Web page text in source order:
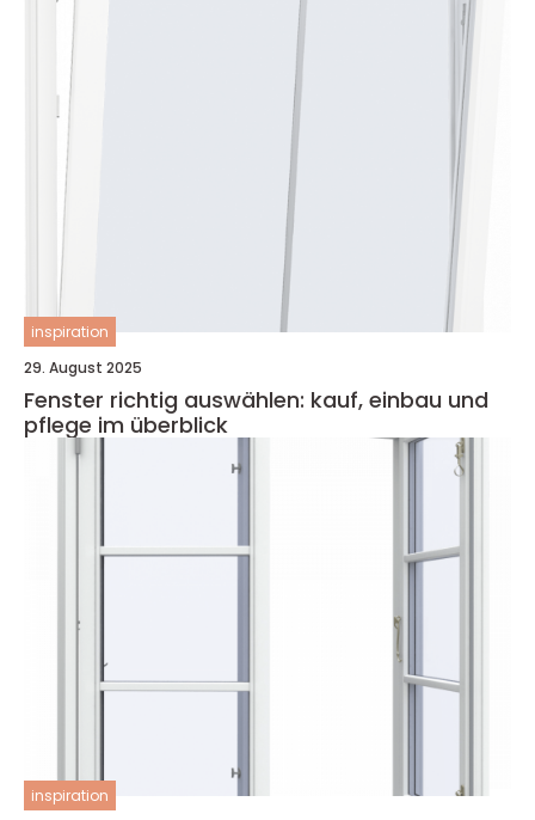
inspiration
29. August 2025
Fenster richtig auswählen: kauf, einbau und
pflege im überblick
inspiration